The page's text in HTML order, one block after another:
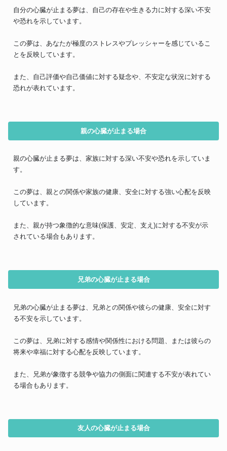
自分の心臓が止まる夢は、自己の存在や生きる力に対する深い不安
や恐れを示しています。
この夢は、あなたが極度のストレスやプレッシャーを感じているこ
とを反映しています。
また、自己評価や自己価値に対する疑念や、不安定な状況に対する
恐れが表れています。
親の心臓が止まる場合
親の心臓が止まる夢は、家族に対する深い不安や恐れを示していま
す。
この夢は、親との関係や家族の健康、安全に対する強い心配を反映
しています。
また、親が持つ象徴的な意味(保護、安定、支え)に対する不安が示
されている場合もあります。
兄弟の心臓が止まる場合
兄弟の心臓が止まる夢は、兄弟との関係や彼らの健康、安全に対す
る不安を示しています。
この夢は、兄弟に対する感情や関係性における問題、または彼らの
将来や幸福に対する心配を反映しています。
また、兄弟が象徴する競争や協力の側面に関連する不安が表れてい
る場合もあります。
友人の心臓が止まる場合